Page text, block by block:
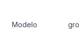
Modelo